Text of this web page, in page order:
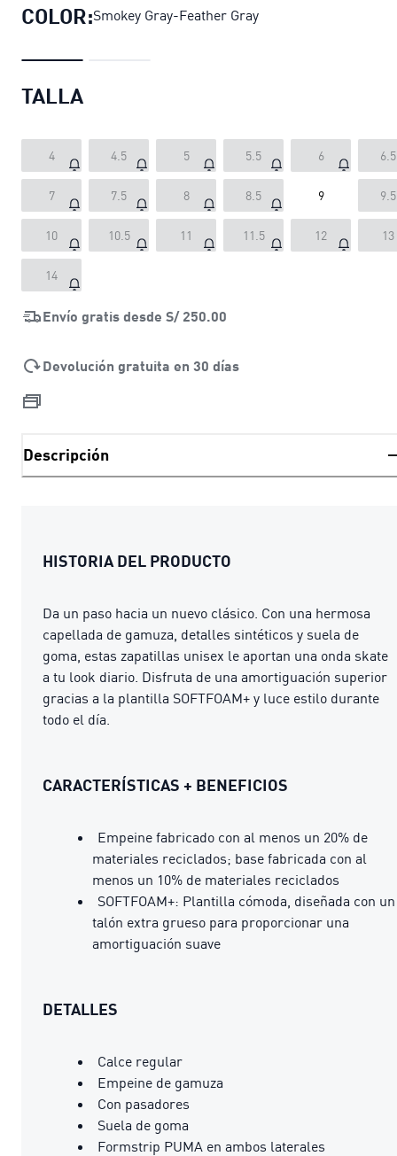
COLOR:Smokey Gray-Feather Gray
TALLA
4 4.5 5 5.5 6 6.5
7 7.5 8 8.5 9 9.5
10 10.5 11 11.5 12 13
14
Envío gratis desde S/ 250.00
Devolución gratuita en 30 días
Descripción
HISTORIA DEL PRODUCTO
Da un paso hacia un nuevo clásico. Con una hermosa
capellada de gamuza, detalles sintéticos y suela de
goma, estas zapatillas unisex le aportan una onda skate
a tu look diario. Disfruta de una amortiguación superior
gracias a la plantilla SOFTFOAM+ y luce estilo durante
todo el día.
CARACTERÍSTICAS + BENEFICIOS
Empeine fabricado con al menos un 20% de
materiales reciclados; base fabricada con al
menos un 10% de materiales reciclados
SOFTFOAM+: Plantilla cómoda, diseñada con un
talón extra grueso para proporcionar una
amortiguación suave
DETALLES
Calce regular
Empeine de gamuza
Con pasadores
Suela de goma
Formstrip PUMA en ambos laterales